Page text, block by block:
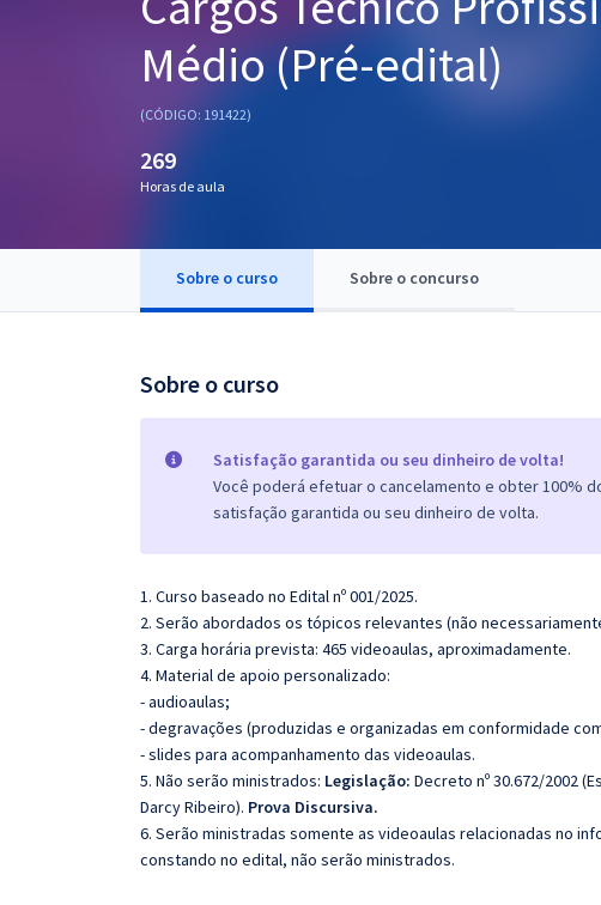
Questões grátis
Médio (Pré-edital)
(CÓDIGO: 191422)
269
Horas de aula
Sobre o curso Sobre o concurso
Sobre o curso
Satisfação garantida ou seu dinheiro de volta!
Você poderá efetuar o cancelamento e obter 100%
satisfação garantida ou seu dinheiro de volta.
1. Curso baseado no Edital nº 001/2025.
2. Serão abordados os tópicos relevantes (não
3. Carga horária prevista: 465 videoaulas, aproximadamente.
4. Material de apoio personalizado:
- audioaulas;
- degravações (produzidas e organizadas em conformidade
- slides para acompanhamento das videoaulas.
5. Não serão ministrados: Legislação: Decreto nº 30.672/2002
Darcy Ribeiro). Prova Discursiva.
6. Serão ministradas somente as videoaulas relacionadas no
constando no edital, não serão ministrados.